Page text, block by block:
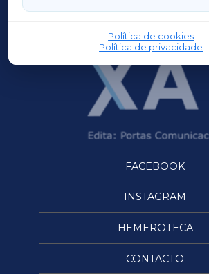
Política de cookies
Política de privacidade
OURENSEXA
FACEBOOK
INSTAGRAM
HEMEROTECA
CONTACTO